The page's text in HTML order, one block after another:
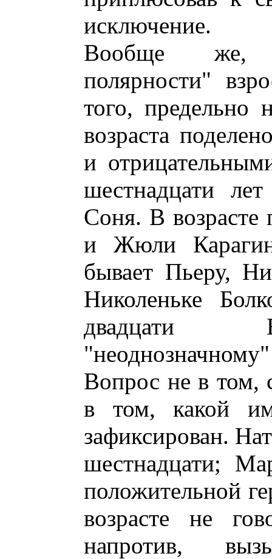
исключение.
Вообще же,
полярности"
того, предельно
возраста
и
шестнадцати
Соня. В возрасте
и Жюли
бывает Пьеру,
Николеньке
двадцати
Вопрос не в том,
в том, какой
зафиксирован.
шестнадцати;
положительной
возрасте не
напротив,